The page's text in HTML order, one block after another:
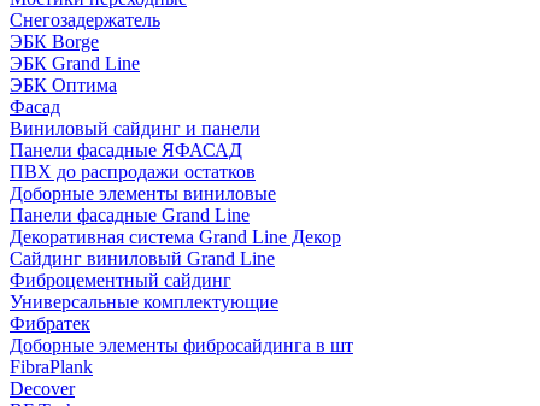
Снегозадержатель
ЭБК Borge
ЭБК Grand Line
ЭБК Оптима
Фасад
Виниловый сайдинг и панели
Панели фасадные ЯФАСАД
ПВХ до распродажи остатков
Доборные элементы виниловые
Панели фасадные Grand Line
Декоративная система Grand Line Декор
Сайдинг виниловый Grand Line
Фиброцементный сайдинг
Универсальные комплектующие
Фибратек
Доборные элементы фибросайдинга в шт
FibraPlank
Decover